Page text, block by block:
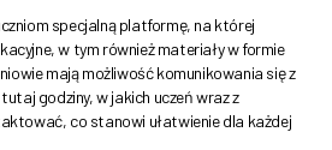
specjalną platformę, na której
w tym również materiały w formie
mają możliwość komunikowania się z
godziny, w jakich uczeń wraz z
co stanowi ułatwienie dla każdej